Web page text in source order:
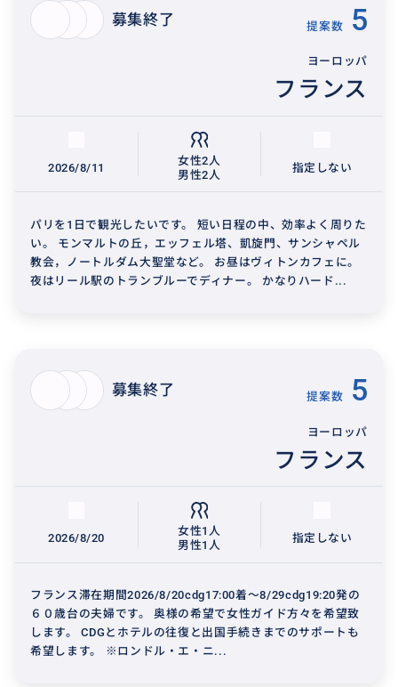
募集終了 提案数 5
ヨーロッパ
フランス
2026/8/11
女性2人
男性2人
指定しない
パリを1日で観光したいです。 短い日程の中、効率よく周りた
い。 モンマルトの丘，エッフェル塔、凱旋門、サンシャペル
教会，ノートルダム大聖堂など。 お昼はヴィトンカフェに。
夜はリール駅のトランブルーでディナー。 かなりハード...
募集終了 提案数 5
ヨーロッパ
フランス
2026/8/20
女性1人
男性1人
指定しない
フランス滞在期間2026/8/20cdg17:00着～8/29cdg19:20発の
６０歳台の夫婦です。 奥様の希望で女性ガイド方々を希望致
します。 CDGとホテルの往復と出国手続きまでのサポートも
希望します。 ※ロンドル・エ・ニ...